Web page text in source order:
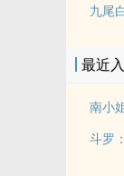
九尾
最近
南小
斗罗